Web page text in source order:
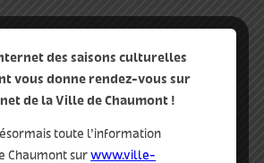
montage ,
des saisons culturelles
vous donne rendez-vous sur
de la Ville de Chaumont !
toute l’information
Chaumont surwww.ville-